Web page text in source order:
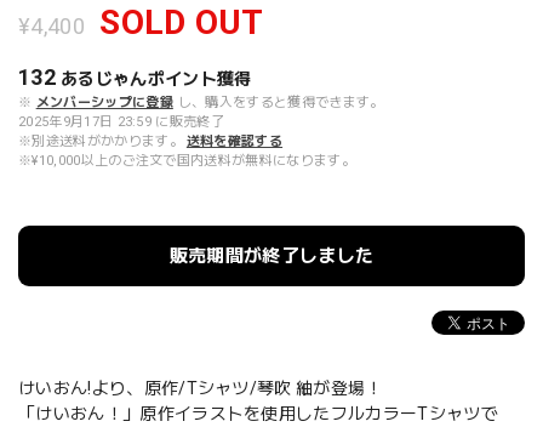
¥4,400 SOLD OUT
132 あるじゃんポイント獲得
※ メンバーシップに登録 し、購入をすると獲得できます。
2025年9月17日 23:59 に販売終了
※別途送料がかかります。
送料を確認する
※¥10,000以上のご注文で国内送料が無料になります。
販売期間が終了しました
けいおん!より、原作/Tシャツ/琴吹 紬が登場！
「けいおん！」原作イラストを使用したフルカラーTシャツで